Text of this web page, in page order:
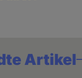
Artikel